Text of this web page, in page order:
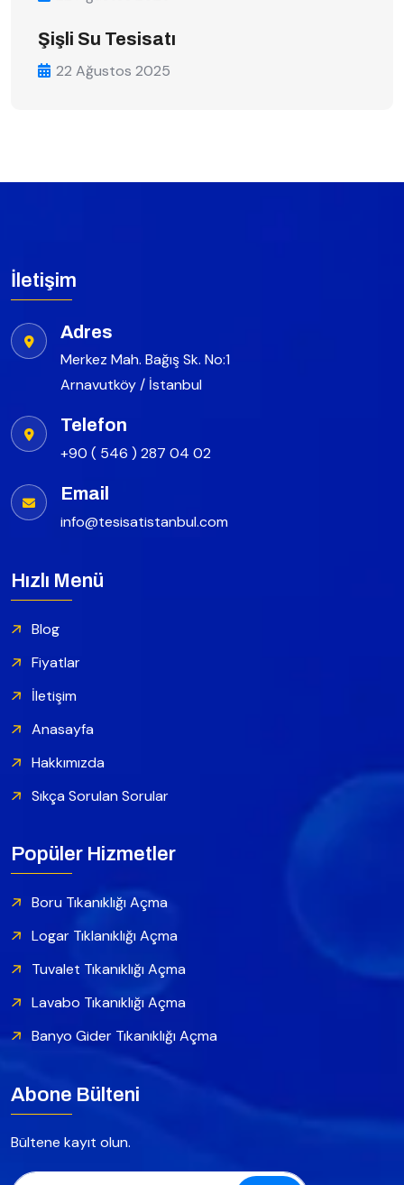
Şişli Su Tesisatı
22 Ağustos 2025
İletişim
Adres
Merkez Mah. Bağış Sk. No:1
Arnavutköy / İstanbul
Telefon
+90 ( 546 ) 287 04 02
Email
info@tesisatistanbul.com
Hızlı Menü
Blog
Fiyatlar
İletişim
Anasayfa
Hakkımızda
Sıkça Sorulan Sorular
Popüler Hizmetler
Boru Tıkanıklığı Açma
Logar Tıklanıklığı Açma
Tuvalet Tıkanıklığı Açma
Lavabo Tıkanıklığı Açma
Banyo Gider Tıkanıklığı Açma
Abone Bülteni
Bültene kayıt olun.